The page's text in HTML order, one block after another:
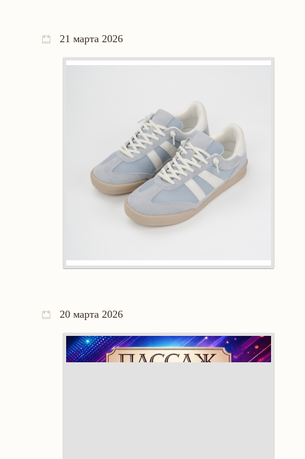
21 марта 2026
20 марта 2026